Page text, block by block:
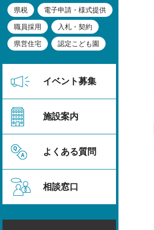
県税 電子申請・様式提供
職員採用 入札・契約
県営住宅 認定こども園
イベント募集
施設案内
よくある質問
相談窓口